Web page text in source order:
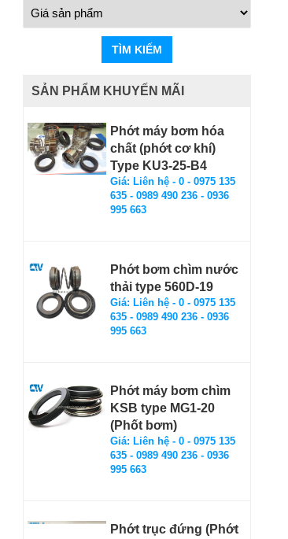
TÌM KIẾM
SẢN PHẨM KHUYẾN MÃI
Phớt máy bơm hóa
chất (phớt cơ khí)
Type KU3-25-B4
Giá: Liên hệ - 0 - 0975 135
635 - 0989 490 236 - 0936
995 663
Phớt bơm chìm nước
thải type 560D-19
Giá: Liên hệ - 0 - 0975 135
635 - 0989 490 236 - 0936
995 663
Phớt máy bơm chìm
KSB type MG1-20
(Phốt bơm)
Giá: Liên hệ - 0 - 0975 135
635 - 0989 490 236 - 0936
995 663
Phớt trục đứng (Phớt